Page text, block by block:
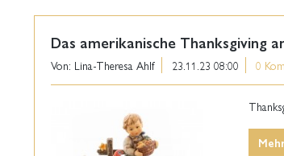
Das amerikanische Thanksgiving
Von: Lina-Theresa Ahlf 23.11.23 08:00 0